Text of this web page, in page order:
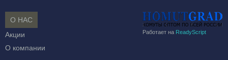
Работает на ReadyScript
О НАС
Акции
О компании